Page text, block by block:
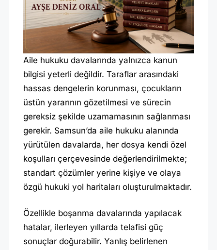
D
E
N
I
Z
O
R
A
L
Aile hukuku davalarında yalnızca kanun
bilgisi yeterli değildir. Taraflar arasındaki
hassas dengelerin korunması, çocukların
üstün yararının gözetilmesi ve sürecin
gereksiz şekilde uzamamasının sağlanması
gerekir. Samsun’da aile hukuku alanında
yürütülen davalarda, her dosya kendi özel
koşulları çerçevesinde değerlendirilmekte;
standart çözümler yerine kişiye ve olaya
özgü hukuki yol haritaları oluşturulmaktadır.
Özellikle boşanma davalarında yapılacak
hatalar, ilerleyen yıllarda telafisi güç
sonuçlar doğurabilir. Yanlış belirlenen